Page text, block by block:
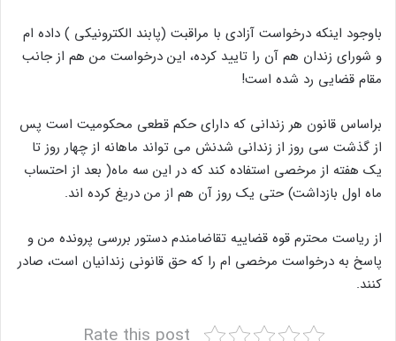
باوجود اینکه درخواست آزادی با مراقبت (پابند الکترونیکی ) داده ام
و شورای زندان هم آن را تایید کرده، این درخواست من هم از جانب
مقام قضایی رد شده است!
براساس قانون هر زندانی که دارای حکم قطعی محکومیت است پس
از گذشت سی روز از زندانی شدنش می تواند ماهانه از چهار روز تا
یک هفته از مرخصی استفاده کند که در این سه ماه( بعد از احتساب
ماه اول بازداشت) حتی یک روز آن هم از من دریغ کرده اند.
از ریاست محترم قوه قضاییه تقاضامندم دستور بررسی پرونده من و
پاسخ به درخواست مرخصی ام را که حق قانونی زندانیان است، صادر
کنند.
Rate this post